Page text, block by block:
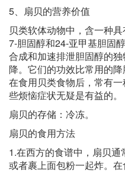
5、扇贝的营养价值
贝类软体动物中，含一种
7-胆固醇和24-亚甲基胆固
合成和加速排泄胆固醇的
降。它们的功效比常用的
在食用贝类食物后，常有
些烦恼症状无疑是有益的。
扇贝的存储：冷冻。
扇贝的食用方法
1.在西方的食谱中，扇贝通
或者裹上面包粉一起炸。在